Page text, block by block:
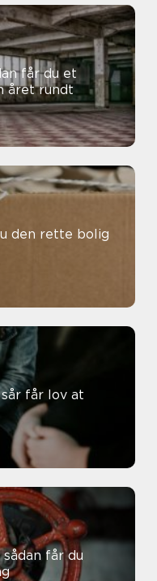
får du et
året rundt
den rette bolig